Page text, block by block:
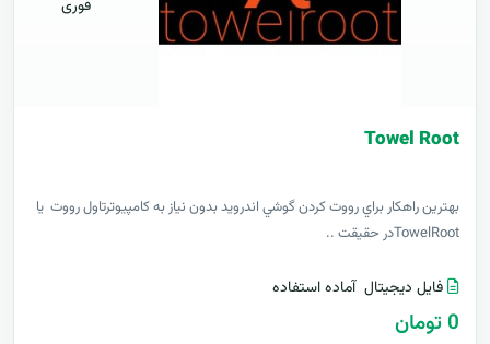
فوری
Towel Root
بهترين راهکار براي رووت کردن گوشي اندرويد بدون نياز به کامپيوترتاول رووت يا
TowelRootدر حقيقت ..
فایل دیجیتال آماده استفاده
0 تومان